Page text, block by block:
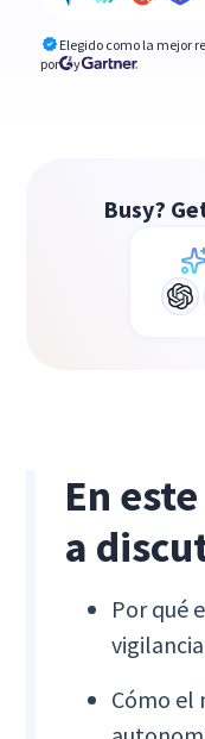
Elegido como la mejor
por
y
Busy?
En
a
Por qué
Cómo el